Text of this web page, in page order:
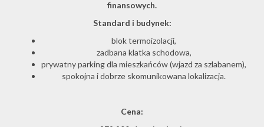
finansowych.
Standard i budynek:
blok termoizolacji,
zadbana klatka schodowa,
prywatny parking dla mieszkańców (wjazd za szlabanem),
spokojna i dobrze skomunikowana lokalizacja.
Cena: